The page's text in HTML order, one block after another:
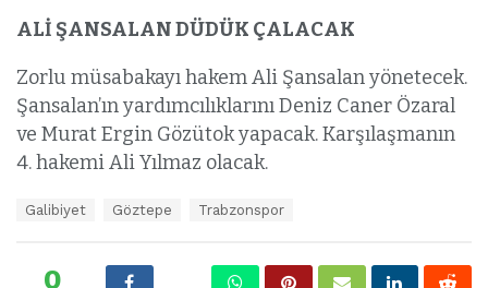
ALİ ŞANSALAN DÜDÜK ÇALACAK
Zorlu müsabakayı hakem Ali Şansalan yönetecek.
Şansalan’ın yardımcılıklarını Deniz Caner Özaral
ve Murat Ergin Gözütok yapacak. Karşılaşmanın
4. hakemi Ali Yılmaz olacak.
Galibiyet Göztepe Trabzonspor
0